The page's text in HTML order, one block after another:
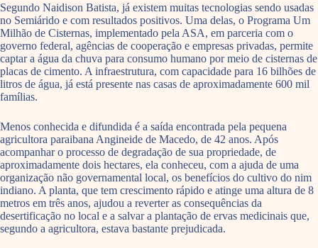
Segundo Naidison Batista, já existem muitas tecnologias sendo usadas
no Semiárido e com resultados positivos. Uma delas, o Programa Um
Milhão de Cisternas, implementado pela ASA, em parceria com o
governo federal, agências de cooperação e empresas privadas, permite
captar a água da chuva para consumo humano por meio de cisternas de
placas de cimento. A infraestrutura, com capacidade para 16 bilhões de
litros de água, já está presente nas casas de aproximadamente 600 mil
famílias.
Menos conhecida e difundida é a saída encontrada pela pequena
agricultora paraibana Angineide de Macedo, de 42 anos. Após
acompanhar o processo de degradação de sua propriedade, de
aproximadamente dois hectares, ela conheceu, com a ajuda de uma
organização não governamental local, os benefícios do cultivo do nim
indiano. A planta, que tem crescimento rápido e atinge uma altura de 8
metros em três anos, ajudou a reverter as consequências da
desertificação no local e a salvar a plantação de ervas medicinais que,
segundo a agricultora, estava bastante prejudicada.